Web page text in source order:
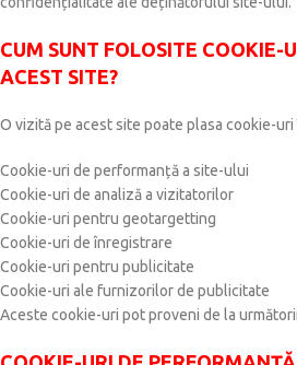
CUM SUNT FOLOSITE COOKIE-
ACEST SITE?
O vizită pe acest site poate plasa cookie-uri
Cookie-uri de performanță a site-ului
Cookie-uri de analiză a vizitatorilor
Cookie-uri pentru geotargetting
Cookie-uri de înregistrare
Cookie-uri pentru publicitate
Cookie-uri ale furnizorilor de publicitate
Aceste cookie-uri pot proveni de la